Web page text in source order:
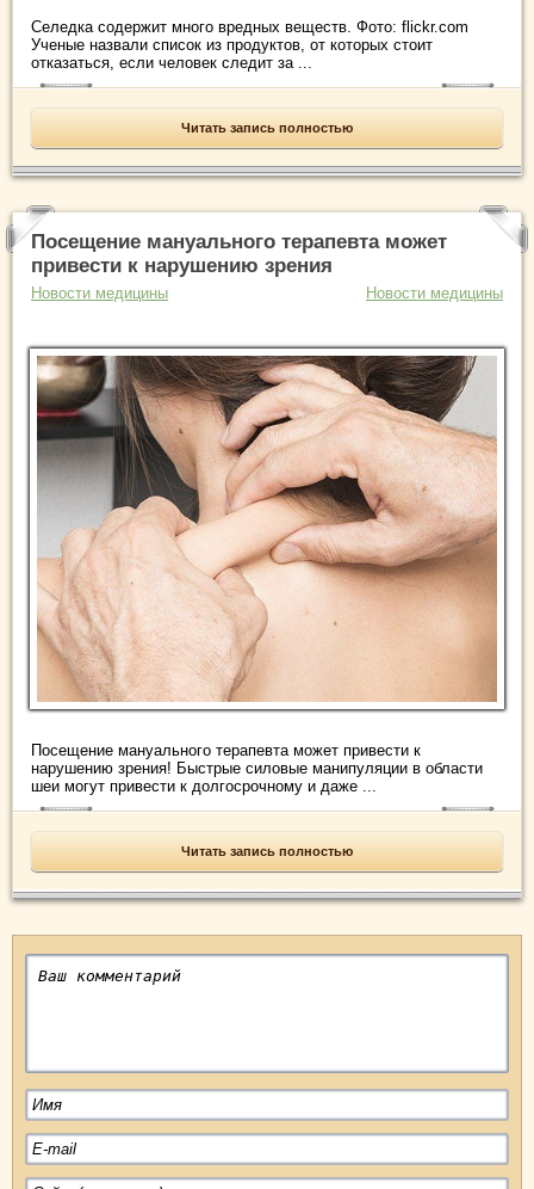
Селедка содержит много вредных веществ. Фото: flickr.com
Ученые назвали список из продуктов, от которых стоит
отказаться, если человек следит за ...
Читать запись полностью
Посещение мануального терапевта может
привести к нарушению зрения
Новости медицины Новости медицины
Посещение мануального терапевта может привести к
нарушению зрения! Быстрые силовые манипуляции в области
шеи могут привести к долгосрочному и даже ...
Читать запись полностью